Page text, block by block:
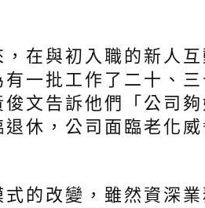
，在與初入職的新人
一批工作了二十、
文告訴他們「公司
休，公司面臨老化
式的改變，雖然資深